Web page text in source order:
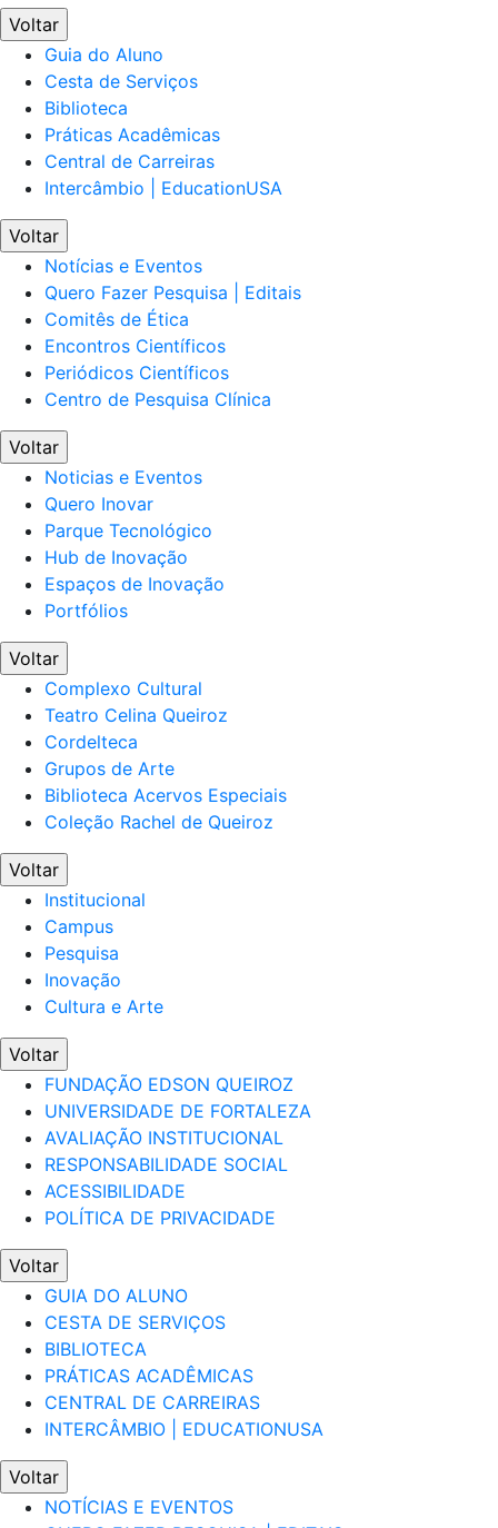
Voltar
Guia do Aluno
Cesta de Serviços
Biblioteca
Práticas Acadêmicas
Central de Carreiras
Intercâmbio | EducationUSA
Voltar
Notícias e Eventos
Quero Fazer Pesquisa | Editais
Comitês de Ética
Encontros Científicos
Periódicos Científicos
Centro de Pesquisa Clínica
Voltar
Noticias e Eventos
Quero Inovar
Parque Tecnológico
Hub de Inovação
Espaços de Inovação
Portfólios
Voltar
Complexo Cultural
Teatro Celina Queiroz
Cordelteca
Grupos de Arte
Biblioteca Acervos Especiais
Coleção Rachel de Queiroz
Voltar
Institucional
Campus
Pesquisa
Inovação
Cultura e Arte
Voltar
FUNDAÇÃO EDSON QUEIROZ
UNIVERSIDADE DE FORTALEZA
AVALIAÇÃO INSTITUCIONAL
RESPONSABILIDADE SOCIAL
ACESSIBILIDADE
POLÍTICA DE PRIVACIDADE
Voltar
GUIA DO ALUNO
CESTA DE SERVIÇOS
BIBLIOTECA
PRÁTICAS ACADÊMICAS
CENTRAL DE CARREIRAS
INTERCÂMBIO | EDUCATIONUSA
Voltar
NOTÍCIAS E EVENTOS